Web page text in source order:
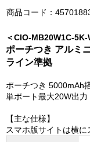
商品コード：
＜CIO-MB20W1C-
ポーチつき アルミ
ライン準拠
ポーチつき 5000mAh
単ポート最大20W出
【主な仕様】
スマホ版サイトは横に